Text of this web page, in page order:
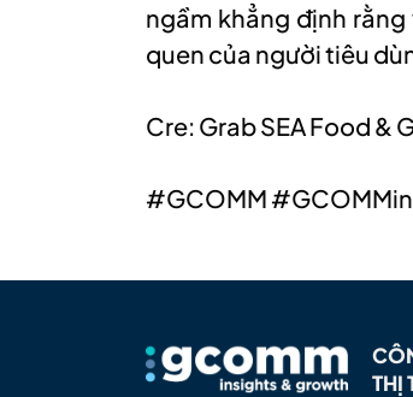
ngầm khẳng định
quen của người tiêu
Cre: Grab SEA Food &
#GCOMM
THỊ